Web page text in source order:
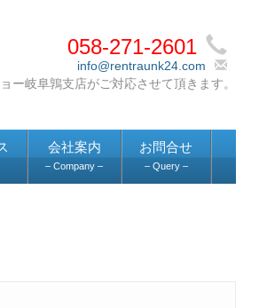
058-271-2601
info@rentraunk24.com
会社案内
– Company –
お問合せ
– Query –